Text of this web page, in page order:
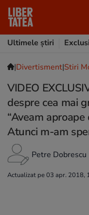
Ultimele știri
|Divertisment|Stiri
VIDEO
despre cea mai
“Aveam
Atunci m-am
Petre Dobrescu
Actualizat pe 03 apr. 2018,